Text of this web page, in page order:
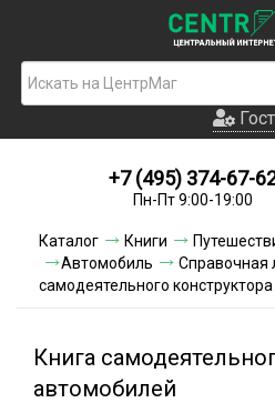
Условия
Условия
+7 (495) 374-67-
Пн-Пт 9:00-19:00
Каталог Книги
Автомобиль
Справочная
самодеятельного
Книга
автомобилей